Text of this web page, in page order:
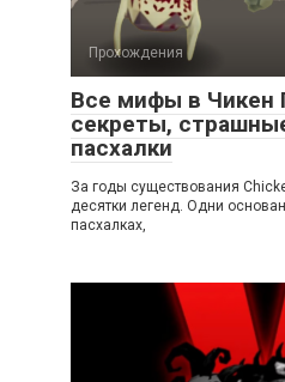
Прохождения
Все мифы в Чикен
секреты,
пасхалки
За годы существования
десятки легенд. Одни
пасхалках,